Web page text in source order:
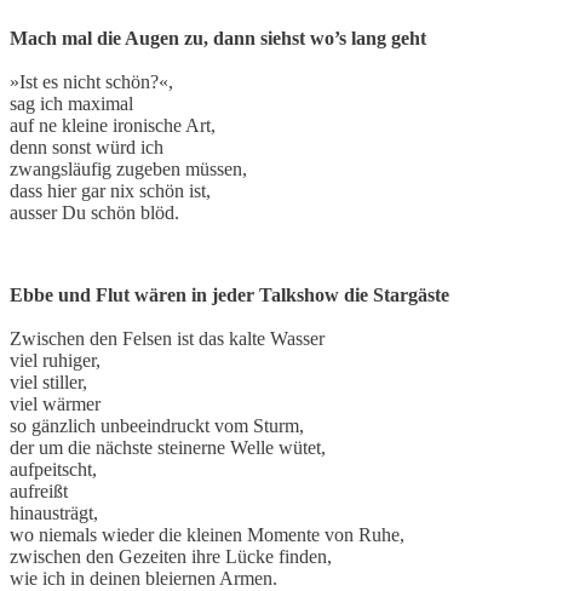
Mach mal die Augen zu, dann siehst wo’s lang geht
»Ist es nicht schön?«,
sag ich maximal
auf ne kleine ironische Art,
denn sonst würd ich
zwangsläufig zugeben müssen,
dass hier gar nix schön ist,
ausser Du schön blöd.
Ebbe und Flut wären in jeder Talkshow die Stargäste
Zwischen den Felsen ist das kalte Wasser
viel ruhiger,
viel stiller,
viel wärmer
so gänzlich unbeeindruckt vom Sturm,
der um die nächste steinerne Welle wütet,
aufpeitscht,
aufreißt
hinausträgt,
wo niemals wieder die kleinen Momente von Ruhe,
zwischen den Gezeiten ihre Lücke finden,
wie ich in deinen bleiernen Armen.